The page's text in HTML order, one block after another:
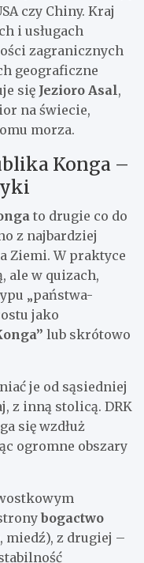
czy Chiny. Kraj
i usługach
zagranicznych
geograficzne
się Jezioro Asal,
na świecie,
morza.
Konga –
to drugie co do
z najbardziej
Ziemi. W praktyce
ale w quizach,
„państwa-
jako
lub skrótowo
je od sąsiedniej
z inną stolicą. DRK
się wzdłuż
ogromne obszary
bogactwo
miedź), z drugiej –